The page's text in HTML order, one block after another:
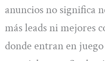
anuncios no significa
más leads ni mejores
donde entran en